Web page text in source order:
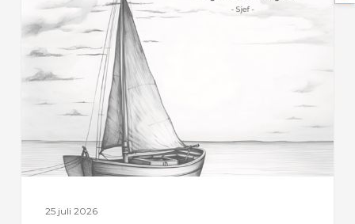
25 juli 2026